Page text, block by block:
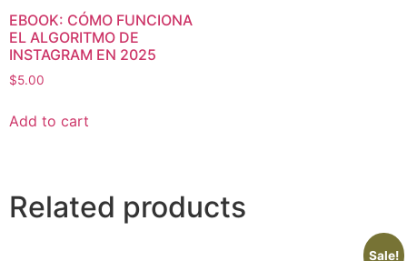
EBOOK: CÓMO FUNCIONA
EL ALGORITMO DE
INSTAGRAM EN 2025
$5.00
Add to cart
Related products
Sale!